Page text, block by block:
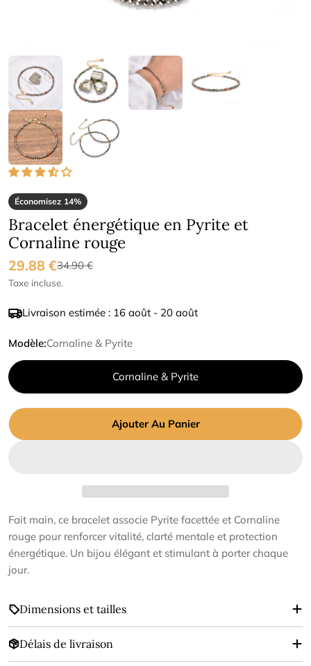
Économisez 14%
Bracelet énergétique en Pyrite et
Cornaline rouge
Prix
vente
29.88 €
Prix
34.90 €
Taxe incluse.
Livraison estimée : 16 août - 20 août
Modèle:Cornaline & Pyrite
Cornaline & Pyrite
Ajouter Au Panier
Fait main, ce bracelet associe Pyrite facettée et Cornaline
rouge pour renforcer vitalité, clarté mentale et protection
énergétique. Un bijou élégant et stimulant à porter chaque
jour.
Dimensions et tailles
Délais de livraison